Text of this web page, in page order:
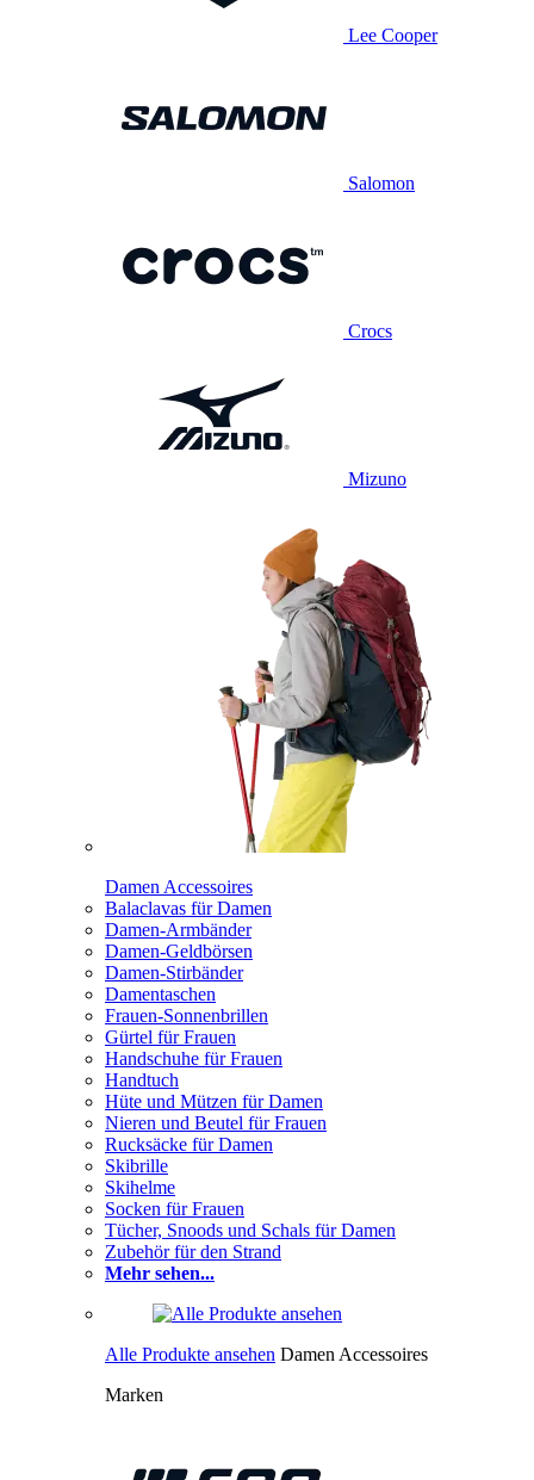
Lee Cooper
Salomon
Crocs
Mizuno
Damen Accessoires
Balaclavas für Damen
Damen-Armbänder
Damen-Geldbörsen
Damen-Stirbänder
Damentaschen
Frauen-Sonnenbrillen
Gürtel für Frauen
Handschuhe für Frauen
Handtuch
Hüte und Mützen für Damen
Nieren und Beutel für Frauen
Rucksäcke für Damen
Skibrille
Skihelme
Socken für Frauen
Tücher, Snoods und Schals für Damen
Zubehör für den Strand
Mehr sehen...
Alle Produkte ansehen Damen Accessoires
Marken